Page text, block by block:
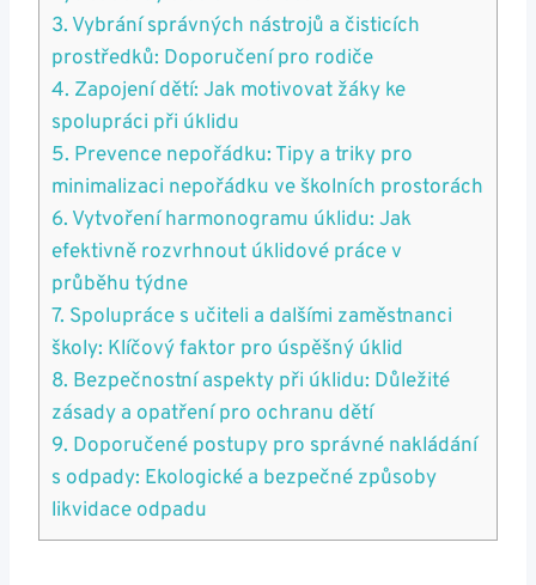
3. Vybrání správných nástrojů a čisticích
prostředků: Doporučení pro rodiče
4. Zapojení dětí: Jak motivovat žáky ke
spolupráci při úklidu
5. Prevence nepořádku: Tipy a triky pro
minimalizaci nepořádku ve školních prostorách
6. Vytvoření harmonogramu úklidu: Jak
efektivně rozvrhnout úklidové práce v
průběhu týdne
7. Spolupráce s učiteli a dalšími zaměstnanci
školy: Klíčový faktor pro úspěšný úklid
8. Bezpečnostní aspekty při úklidu: Důležité
zásady a opatření pro ochranu dětí
9. Doporučené postupy pro správné nakládání
s odpady: Ekologické a bezpečné způsoby
likvidace odpadu